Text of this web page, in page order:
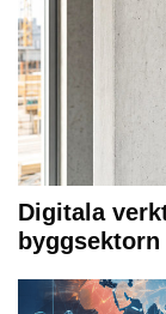
Digitala
byggsektorn